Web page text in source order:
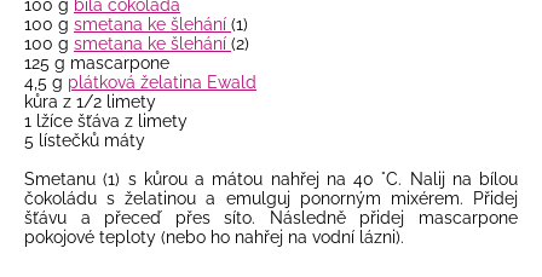
100 g bílá čokoláda
100 g smetana ke šlehání (1)
100 g smetana ke šlehání (2)
125 g mascarpone
4,5 g plátková želatina Ewald
kůra z 1/2 limety
1 lžíce šťáva z limety
5 lístečků máty
Smetanu (1) s kůrou a mátou nahřej na 40 °C.
Nalij na bílou
čokoládu s želatinou a emulguj ponorným mixérem. Přidej
šťávu a přeceď přes síto. Následně přidej mascarpone
pokojové teploty (nebo ho nahřej na vodní lázni).